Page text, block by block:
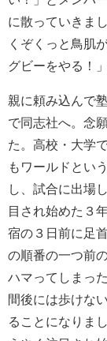
に散っていきま
くぞくっと鳥肌
グビーをやる！
親に頼み込んで
で同志社へ。念
た。高校・大学
もワールドとい
し、試合に出場
目され始めた３
宿の３日前に足
の順番の一つ前
ハマってしまっ
間後には歩けな
ることになりま